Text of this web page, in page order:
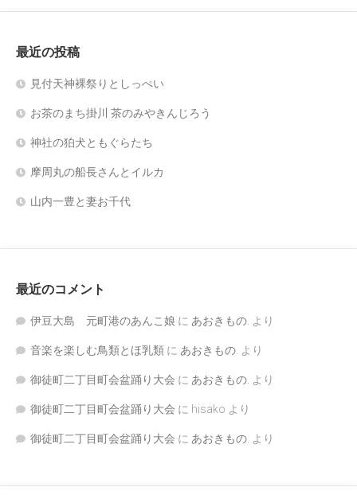
最近の投稿
見付天神裸祭りとしっぺい
お茶のまち掛川 茶のみやきんじろう
神社の狛犬ともぐらたち
摩周丸の船長さんとイルカ
山内一豊と妻お千代
最近のコメント
伊豆大島 元町港のあんこ娘 に あおきもの. より
音楽を楽しむ鳥類とほ乳類 に あおきもの. より
御徒町二丁目町会盆踊り大会 に あおきもの. より
御徒町二丁目町会盆踊り大会 に hisako より
御徒町二丁目町会盆踊り大会 に あおきもの. より